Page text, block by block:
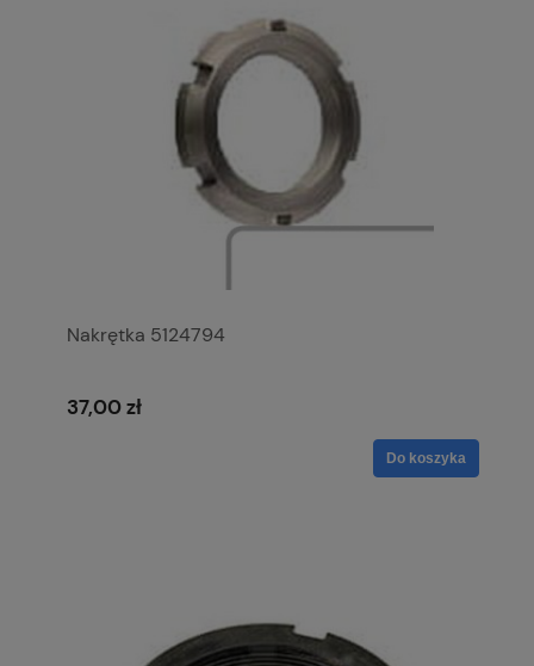
Nakrętka 5124794
37,00 zł
Do koszyka